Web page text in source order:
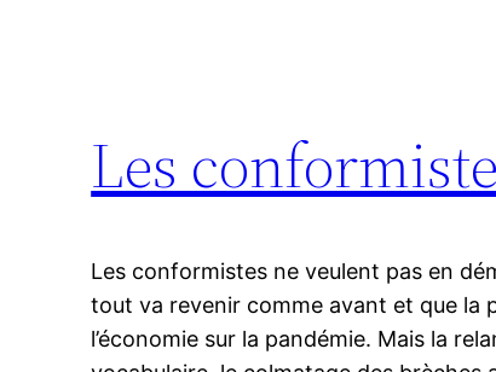
Les
Les conformistes ne veulent pas en
tout va revenir comme avant et que la
l’économie sur la pandémie. Mais la